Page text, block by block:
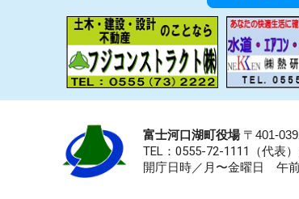
富士河口湖町役場〒401-
TEL：0555-72-1111 （代表
開庁日時／月〜金曜日 午前